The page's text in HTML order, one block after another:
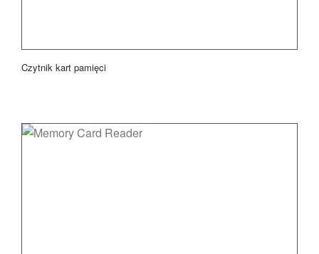
Czytnik kart pamięci